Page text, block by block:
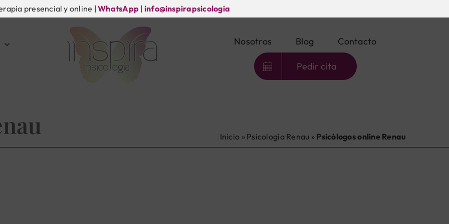
presencial y online |WhatsApp | info@inspirapsicologia
Nosotros Blog Contacto
Pedir cita
Inicio » Psicología Renau » Psicólogos online Renau